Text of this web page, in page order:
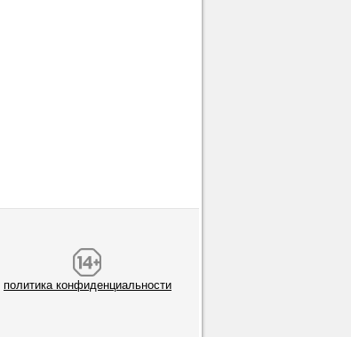
политика конфиденциальности